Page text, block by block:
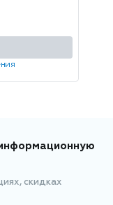
скидках